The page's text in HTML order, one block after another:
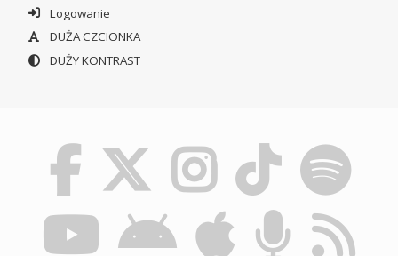
Logowanie
DUŻA CZCIONKA
DUŻY KONTRAST